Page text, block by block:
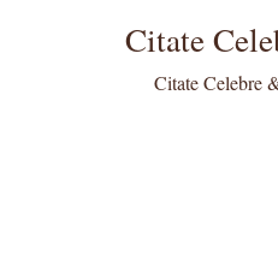
Citate
Citate Celebre